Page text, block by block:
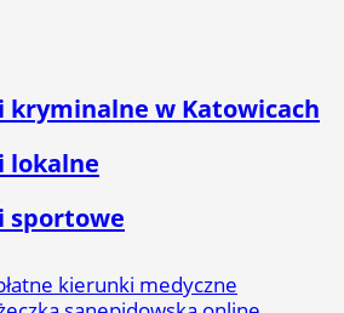
kryminalne w Katowicach
lokalne
sportowe
kierunki medyczne